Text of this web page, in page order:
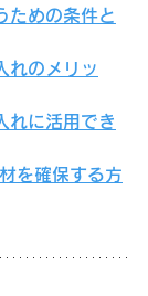
ための条件と
れのメリッ
れに活用でき
を確保する方